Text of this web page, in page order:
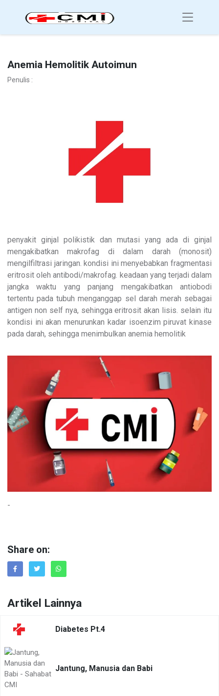
Anemia Hemolitik Autoimun
Penulis :
penyakit ginjal polikistik dan mutasi yang ada di ginjal
mengakibatkan makrofag di dalam darah (monosit)
mengilfiltrasi jaringan. kondisi ini menyebabkan fragmentasi
eritrosit oleh antibodi/makrofag. keadaan yang terjadi dalam
jangka waktu yang panjang mengakibatkan antiobodi
tertentu pada tubuh menganggap sel darah merah sebagai
antigen non self nya, sehingga eritrosit akan lisis. selain itu
kondisi ini akan menurunkan kadar isoenzim piruvat kinase
pada darah, sehingga menimbulkan anemia hemolitik
-
Share on:
Artikel Lainnya
Diabetes Pt.4
Jantung, Manusia dan Babi